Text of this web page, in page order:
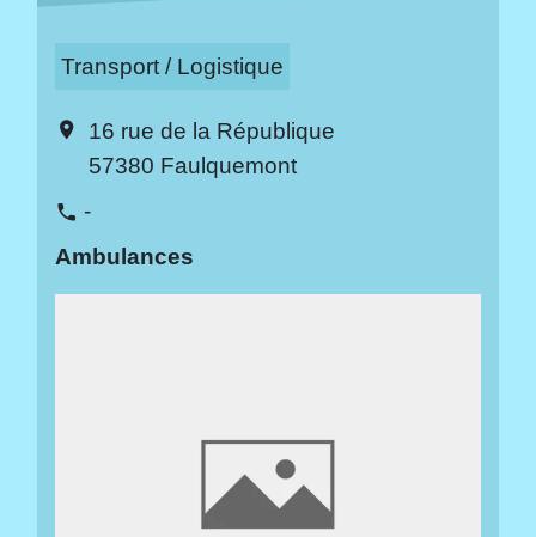
Transport / Logistique
location_on
16 rue de la République
57380 Faulquemont
phone -
Ambulances